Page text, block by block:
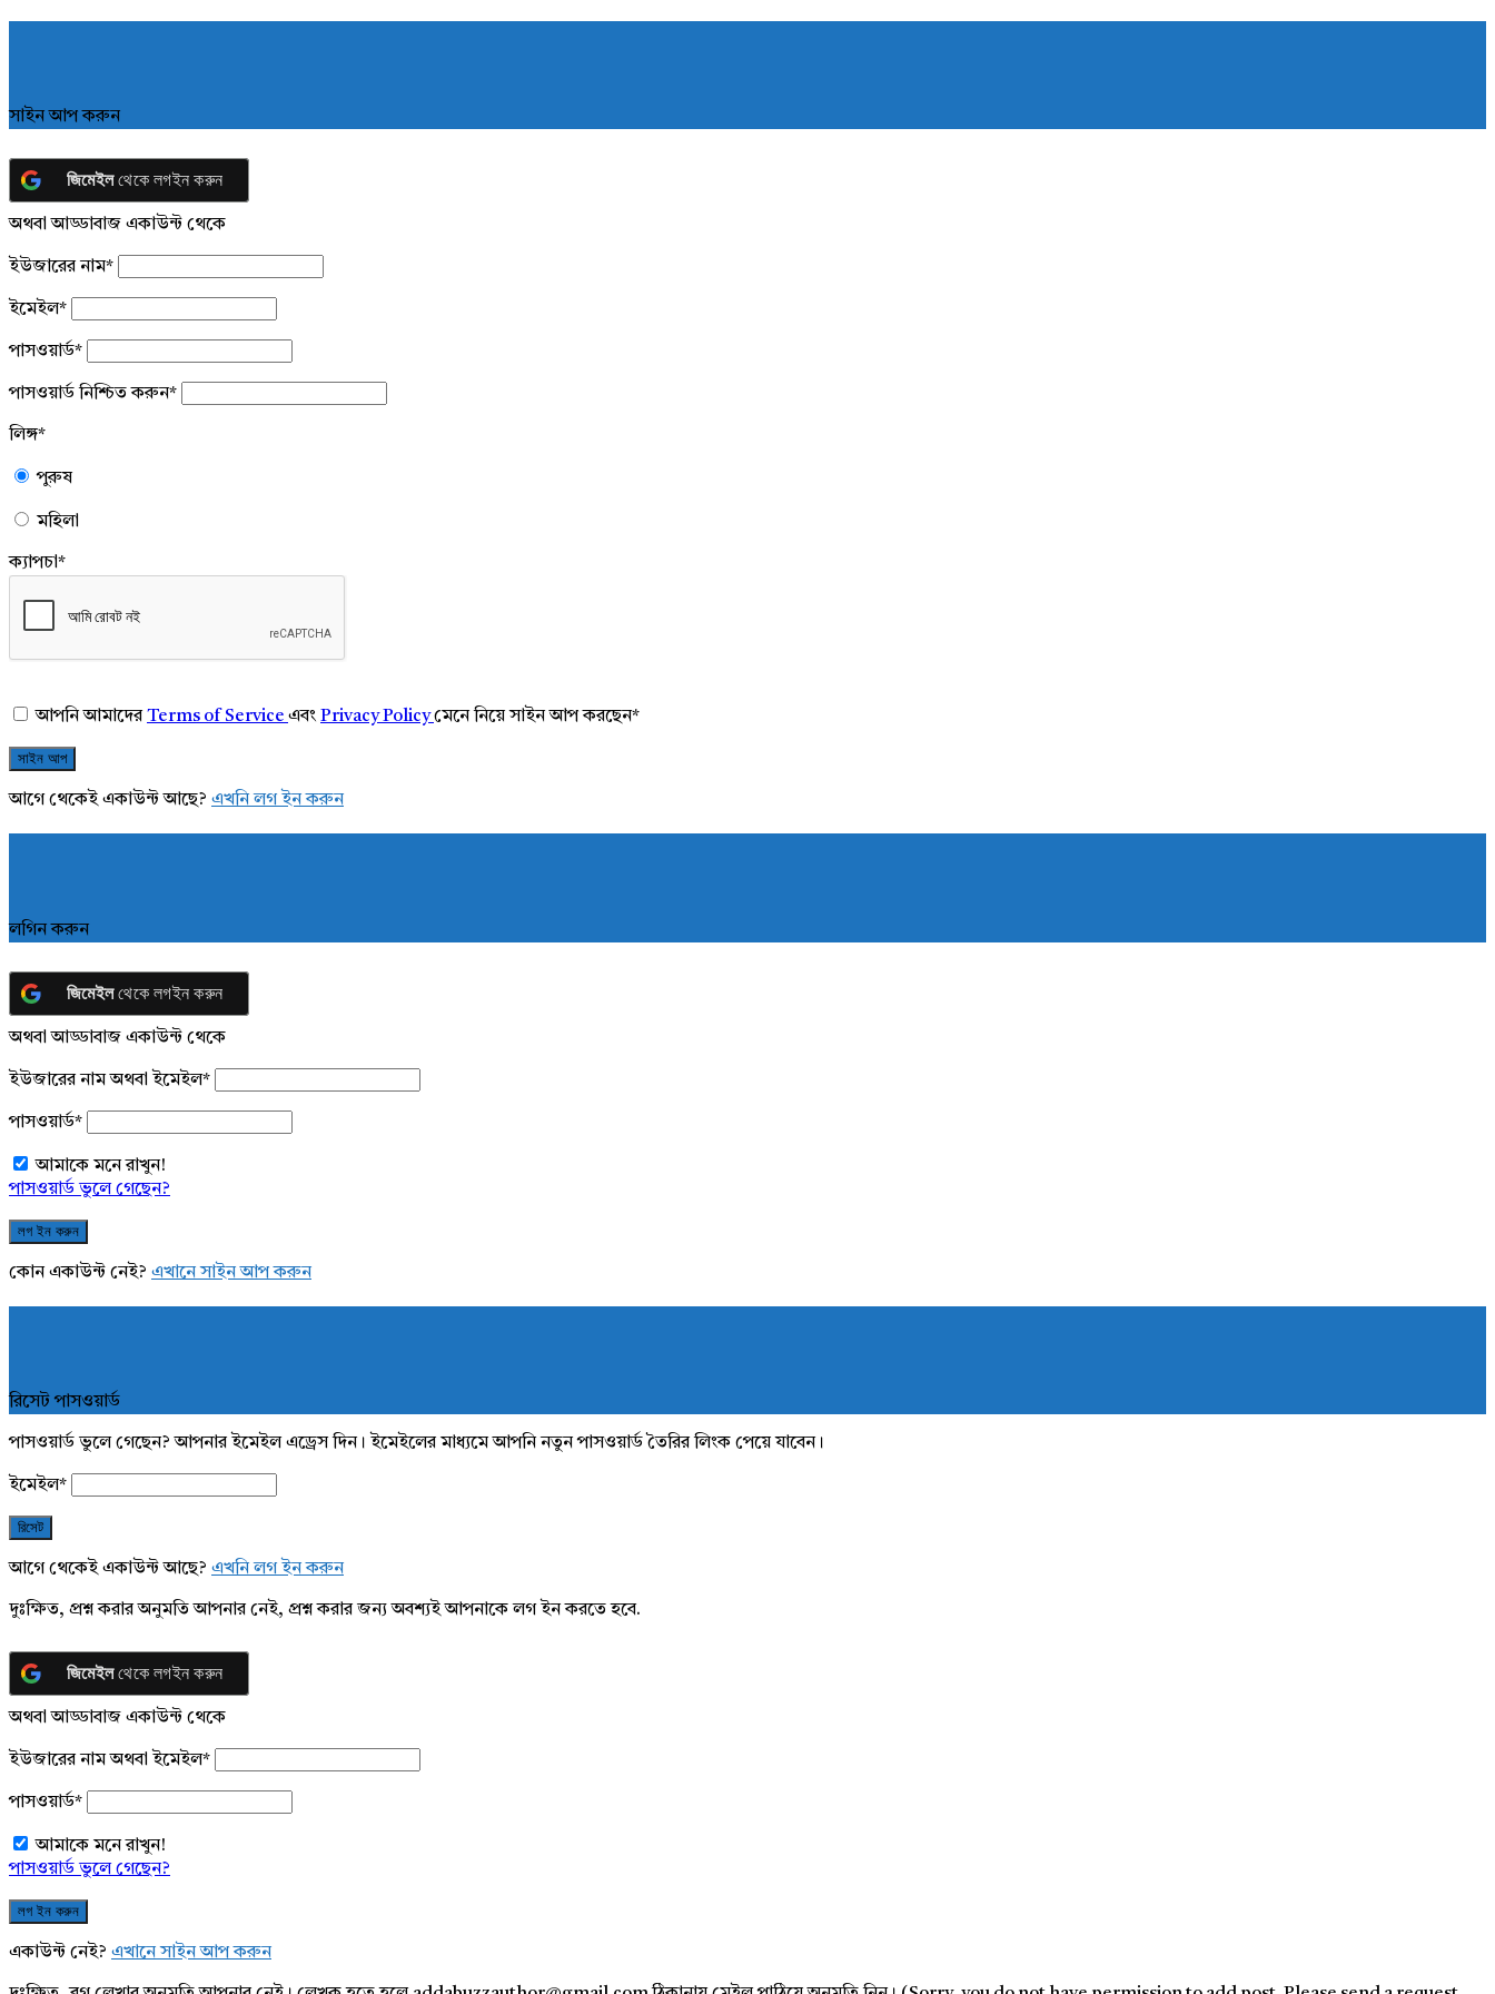
সাইন আপ করুন
জিমেইলথেকে লগইন করুন
অথবা আড্ডাবাজ একাউন্ট থেকে
ইউজারের নাম*
ইমেইল*
পাসওয়ার্ড*
পাসওয়ার্ড নিশ্চিত করুন*
লিঙ্গ*
পুরুষ
মহিলা
ক্যাপচা*
আপনি আমাদেরTerms of Service এবং Privacy Policyমেনে নিয়ে সাইন আপ করছেন*
আগে থেকেই একাউন্ট আছে? এখনি লগ ইন করুন
লগিন করুন
জিমেইলথেকে লগইন করুন
অথবা আড্ডাবাজ একাউন্ট থেকে
ইউজারের নাম অথবা ইমেইল*
পাসওয়ার্ড*
আমাকে মনে রাখুন!
পাসওয়ার্ড ভুলে গেছেন?
কোন একাউন্ট নেই? এখানে সাইন আপ করুন
রিসেট পাসওয়ার্ড
পাসওয়ার্ড ভুলে গেছেন? আপনার ইমেইল এড্রেস দিন। ইমেইলের মাধ্যমে আপনি নতুন পাসওয়ার্ড তৈরির লিংক পেয়ে যাবেন।
ইমেইল*
আগে থেকেই একাউন্ট আছে? এখনি লগ ইন করুন
দুঃক্ষিত, প্রশ্ন করার অনুমতি আপনার নেই, প্রশ্ন করার জন্য অবশ্যই আপনাকে লগ ইন করতে হবে.
জিমেইলথেকে লগইন করুন
অথবা আড্ডাবাজ একাউন্ট থেকে
ইউজারের নাম অথবা ইমেইল*
পাসওয়ার্ড*
আমাকে মনে রাখুন!
পাসওয়ার্ড ভুলে গেছেন?
একাউন্ট নেই? এখানে সাইন আপ করুন